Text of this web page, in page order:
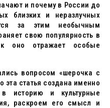
и почему в России до
близких и неразлучных
за этим необычным
свою популярность в
оно отражает особые
вопросом «шерочка с
эта статья создана именно
историю и культурные
раскроем его смысл и